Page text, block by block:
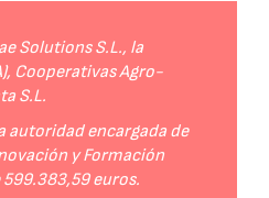
Solutions S.L., la
Cooperativas Agro-
S.L.
autoridad encargada de
y Formación
euros.